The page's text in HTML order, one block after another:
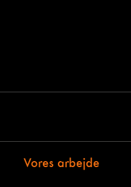
Vores arbejde